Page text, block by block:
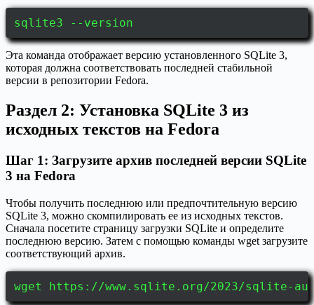
sqlite3 --version
Эта команда отображает версию установленного SQLite 3,
которая должна соответствовать последней стабильной
версии в репозитории Fedora.
Раздел 2: Установка SQLite 3 из
исходных текстов на Fedora
Шаг 1: Загрузите архив последней версии SQLite
3 на Fedora
Чтобы получить последнюю или предпочтительную версию
SQLite 3, можно скомпилировать ее из исходных текстов.
Сначала посетите страницу загрузки SQLite и определите
последнюю версию. Затем с помощью команды wget загрузите
соответствующий архив.
wget https://www.sqlite.org/2023/sqlite-